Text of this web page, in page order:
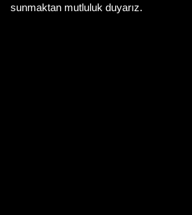
sunmaktan mutluluk duyarız.